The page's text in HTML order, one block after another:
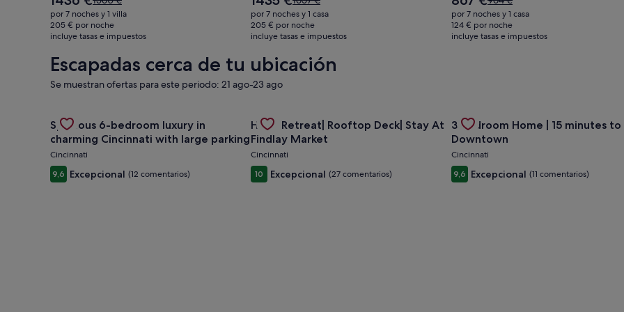
precio
actual
es
1436 €
precio
era
de
consulta
más
información
tarifa
estándar.
por 7 noches y 1 villa
205 € por noche
incluye tasas e impuestos
precio
actual
es
1435 €
precio
era
de
consulta
más
tarifa
estándar.
por 7 noches y 1 casa
205 € por noche
incluye tasas e impuestos
precio
actual
es
precio
era
de
tarifa
estándar.
por 7 noches y 1 casa
124 € por noche
incluye tasas e impuestos
Escapadas cerca de tu ubicación
Se muestran ofertas para este periodo: 21 ago-23 ago
Gallery
Carousel
Spacious 6-bedroom luxury in
charming Cincinnati with large parking
Cincinnati
9,6 Excepcional (12 comentarios)
Gallery
Carousel
Huge Retreat| Rooftop Deck| Stay At
Findlay Market
Cincinnati
10 Excepcional (27 comentarios)
Gallery
Carousel
3 Bedroom Home | 15 minutes to
Downtown
Cincinnati
9,6 Excepcional (11 comentarios)